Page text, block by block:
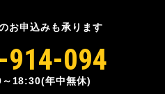
お申込みも承ります
914-094
18:30(年中無休)